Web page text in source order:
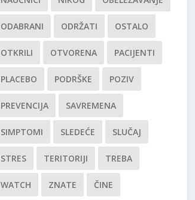
ODABRANI ODRŽATI OSTALO
OTKRILI OTVORENA PACIJENTI
PLACEBO PODRŠKE POZIV
PREVENCIJA SAVREMENA
SIMPTOMI SLEDEĆE SLUČAJ
STRES TERITORIJI TREBA
WATCH ZNATE ČINE